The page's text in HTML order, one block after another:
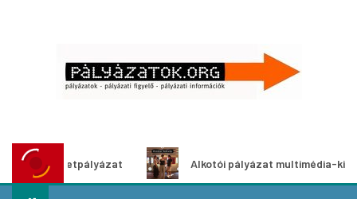
ötletpályázat Alkotói pályázat multimédia-kiállításhoz